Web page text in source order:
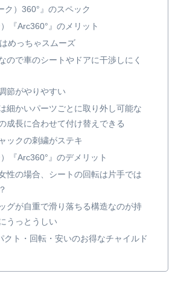
ク）360°』のスペック
『Arc360°』のメリット
めっちゃスムーズ
ので車のシートやドアに干渉しにく
節がやりやすい
細かいパーツごとに取り外し可能な
成長に合わせて付け替えできる
ックの刺繍がステキ
『Arc360°』のデメリット
性の場合、シートの回転は片手では
グが自重で滑り落ちる構造なのが持
うっとうしい
クト・回転・安いのお得なチャイルド